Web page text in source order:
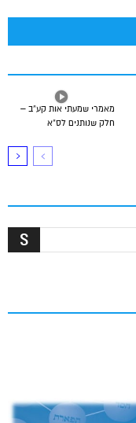
מאמרי שמעתי אות קע”ב –
חלק שנותנים לס”א